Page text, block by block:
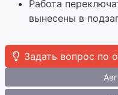
Работа
вынесены в
Задать вопрос по